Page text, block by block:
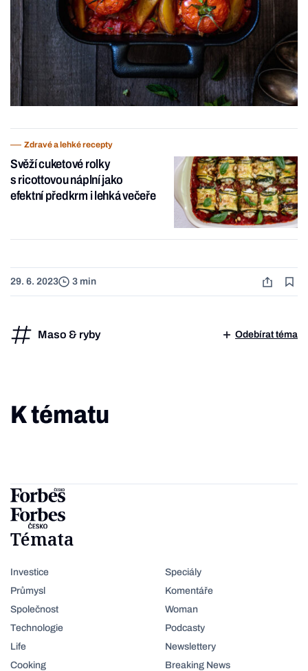
Zdravé a lehké recepty
Svěží cuketové rolky
s ricottovou náplní jako
efektní předkrm i lehká večeře
29. 6. 2023 3 min
Maso & ryby Odebírat téma
K tématu
Témata
Investice
Průmysl
Společnost
Technologie
Life
Cooking
Speciály
Komentáře
Woman
Podcasty
Newslettery
Breaking News